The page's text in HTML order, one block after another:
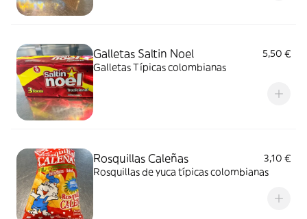
Galletas Saltin Noel
5,50 €
Galletas Típicas colombianas
Rosquillas Caleñas
3,10 €
Rosquillas de yuca típicas colombianas